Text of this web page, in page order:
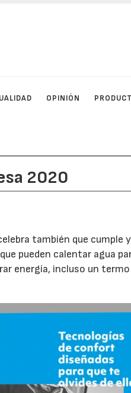
OPINIÓN
2020
también que cumple
pueden calentar agua
energía, incluso un